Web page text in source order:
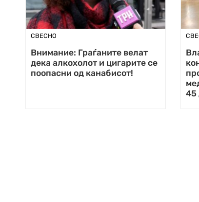
СВЕСНО
Внимание: Граѓаните велат
дека алкохолот и цигарите се
поопасни од канабисот!
45